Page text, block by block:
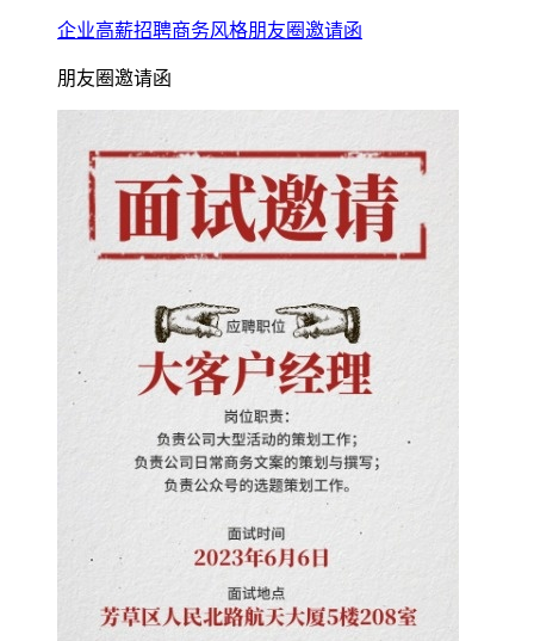
企业高薪招聘商务风格朋友圈邀请函
朋友圈邀请函